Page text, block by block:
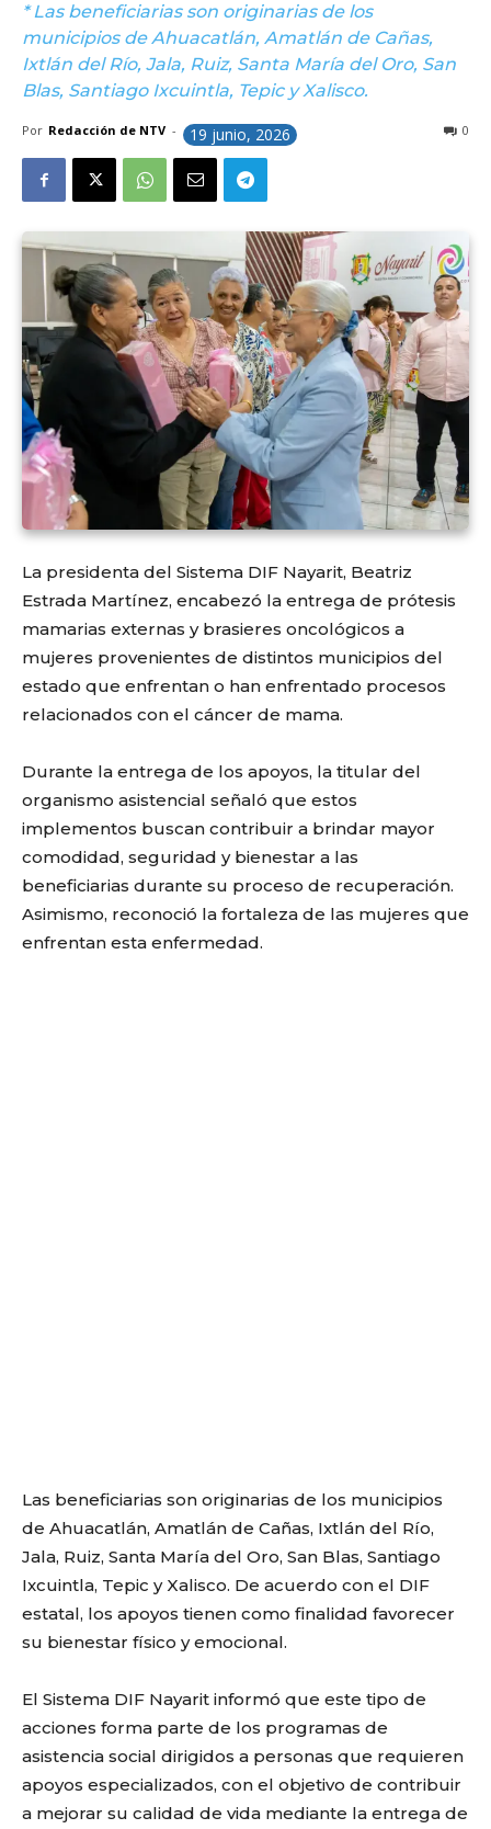
* Las beneficiarias son originarias de los
municipios de Ahuacatlán, Amatlán de Cañas,
Ixtlán del Río, Jala, Ruiz, Santa María del Oro, San
Blas, Santiago Ixcuintla, Tepic y Xalisco.
Por Redacción de NTV - 19 junio, 2026 0
La presidenta del Sistema DIF Nayarit, Beatriz
Estrada Martínez, encabezó la entrega de prótesis
mamarias externas y brasieres oncológicos a
mujeres provenientes de distintos municipios del
estado que enfrentan o han enfrentado procesos
relacionados con el cáncer de mama.
Durante la entrega de los apoyos, la titular del
organismo asistencial señaló que estos
implementos buscan contribuir a brindar mayor
comodidad, seguridad y bienestar a las
beneficiarias durante su proceso de recuperación.
Asimismo, reconoció la fortaleza de las mujeres que
enfrentan esta enfermedad.
Las beneficiarias son originarias de los municipios
de Ahuacatlán, Amatlán de Cañas, Ixtlán del Río,
Jala, Ruiz, Santa María del Oro, San Blas, Santiago
Ixcuintla, Tepic y Xalisco. De acuerdo con el DIF
estatal, los apoyos tienen como finalidad favorecer
su bienestar físico y emocional.
El Sistema DIF Nayarit informó que este tipo de
acciones forma parte de los programas de
asistencia social dirigidos a personas que requieren
apoyos especializados, con el objetivo de contribuir
a mejorar su calidad de vida mediante la entrega de